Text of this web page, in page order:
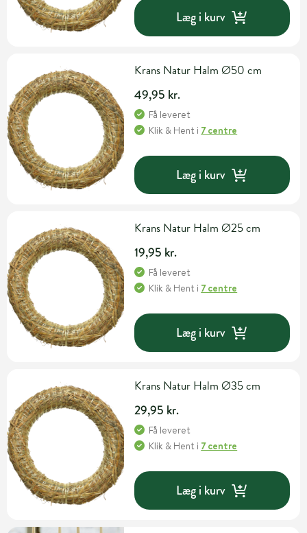
Læg i kurv
Krans Natur Halm Ø50 cm
49,95 kr.
Få leveret
Klik & Hent i 7 centre
Læg i kurv
Krans Natur Halm Ø25 cm
19,95 kr.
Få leveret
Klik & Hent i 7 centre
Læg i kurv
Krans Natur Halm Ø35 cm
29,95 kr.
Få leveret
Klik & Hent i 7 centre
Læg i kurv